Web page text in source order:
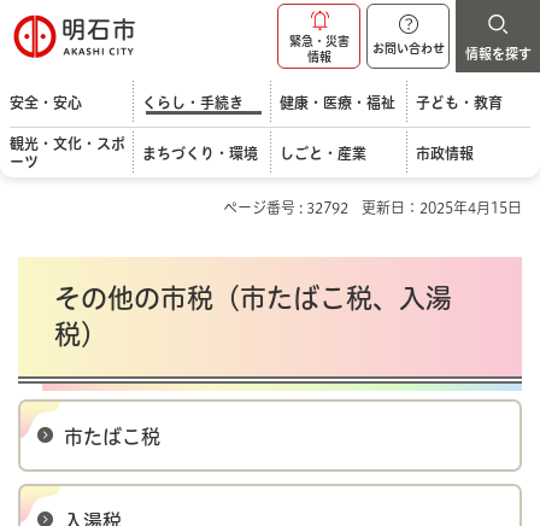
明石市
緊急・災害
情報
お問い合わせ 情報を探す
安全・安心 くらし・手続き 健康・医療・福祉 子ども・教育
観光・文化・スポ
ーツ
まちづくり・環境 しごと・産業 市政情報
ページ番号 : 32792 更新日：2025年4月15日
その他の市税（市たばこ税、入湯
税）
市たばこ税
入湯税